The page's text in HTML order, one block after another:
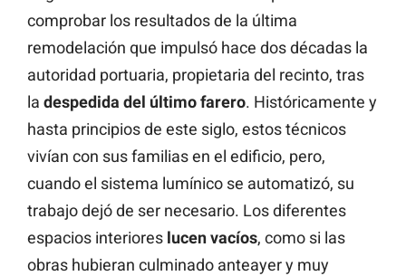
comprobar los resultados de la última
remodelación que impulsó hace dos décadas la
autoridad portuaria, propietaria del recinto, tras
la despedida del último farero. Históricamente y
hasta principios de este siglo, estos técnicos
vivían con sus familias en el edificio, pero,
cuando el sistema lumínico se automatizó, su
trabajo dejó de ser necesario. Los diferentes
espacios interiores lucenvacíos, como si las
obras hubieran culminado anteayer y muy